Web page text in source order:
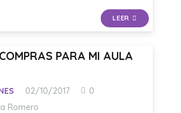
LEER
PARA MI AULA
02/10/2017
0
Romero